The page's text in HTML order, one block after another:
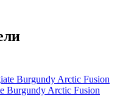
Burgundy Arctic Fusion